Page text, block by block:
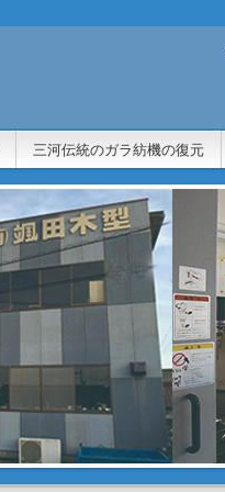
三河伝統のガラ紡機の復元